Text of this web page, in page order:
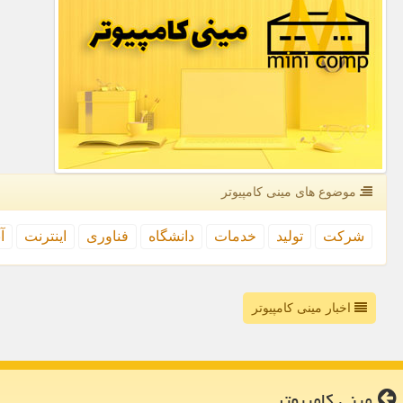
موضوع های مینی كامپیوتر
شركت تولید خدمات دانشگاه فناوری اینترنت
اخبار مینی کامپیوتر